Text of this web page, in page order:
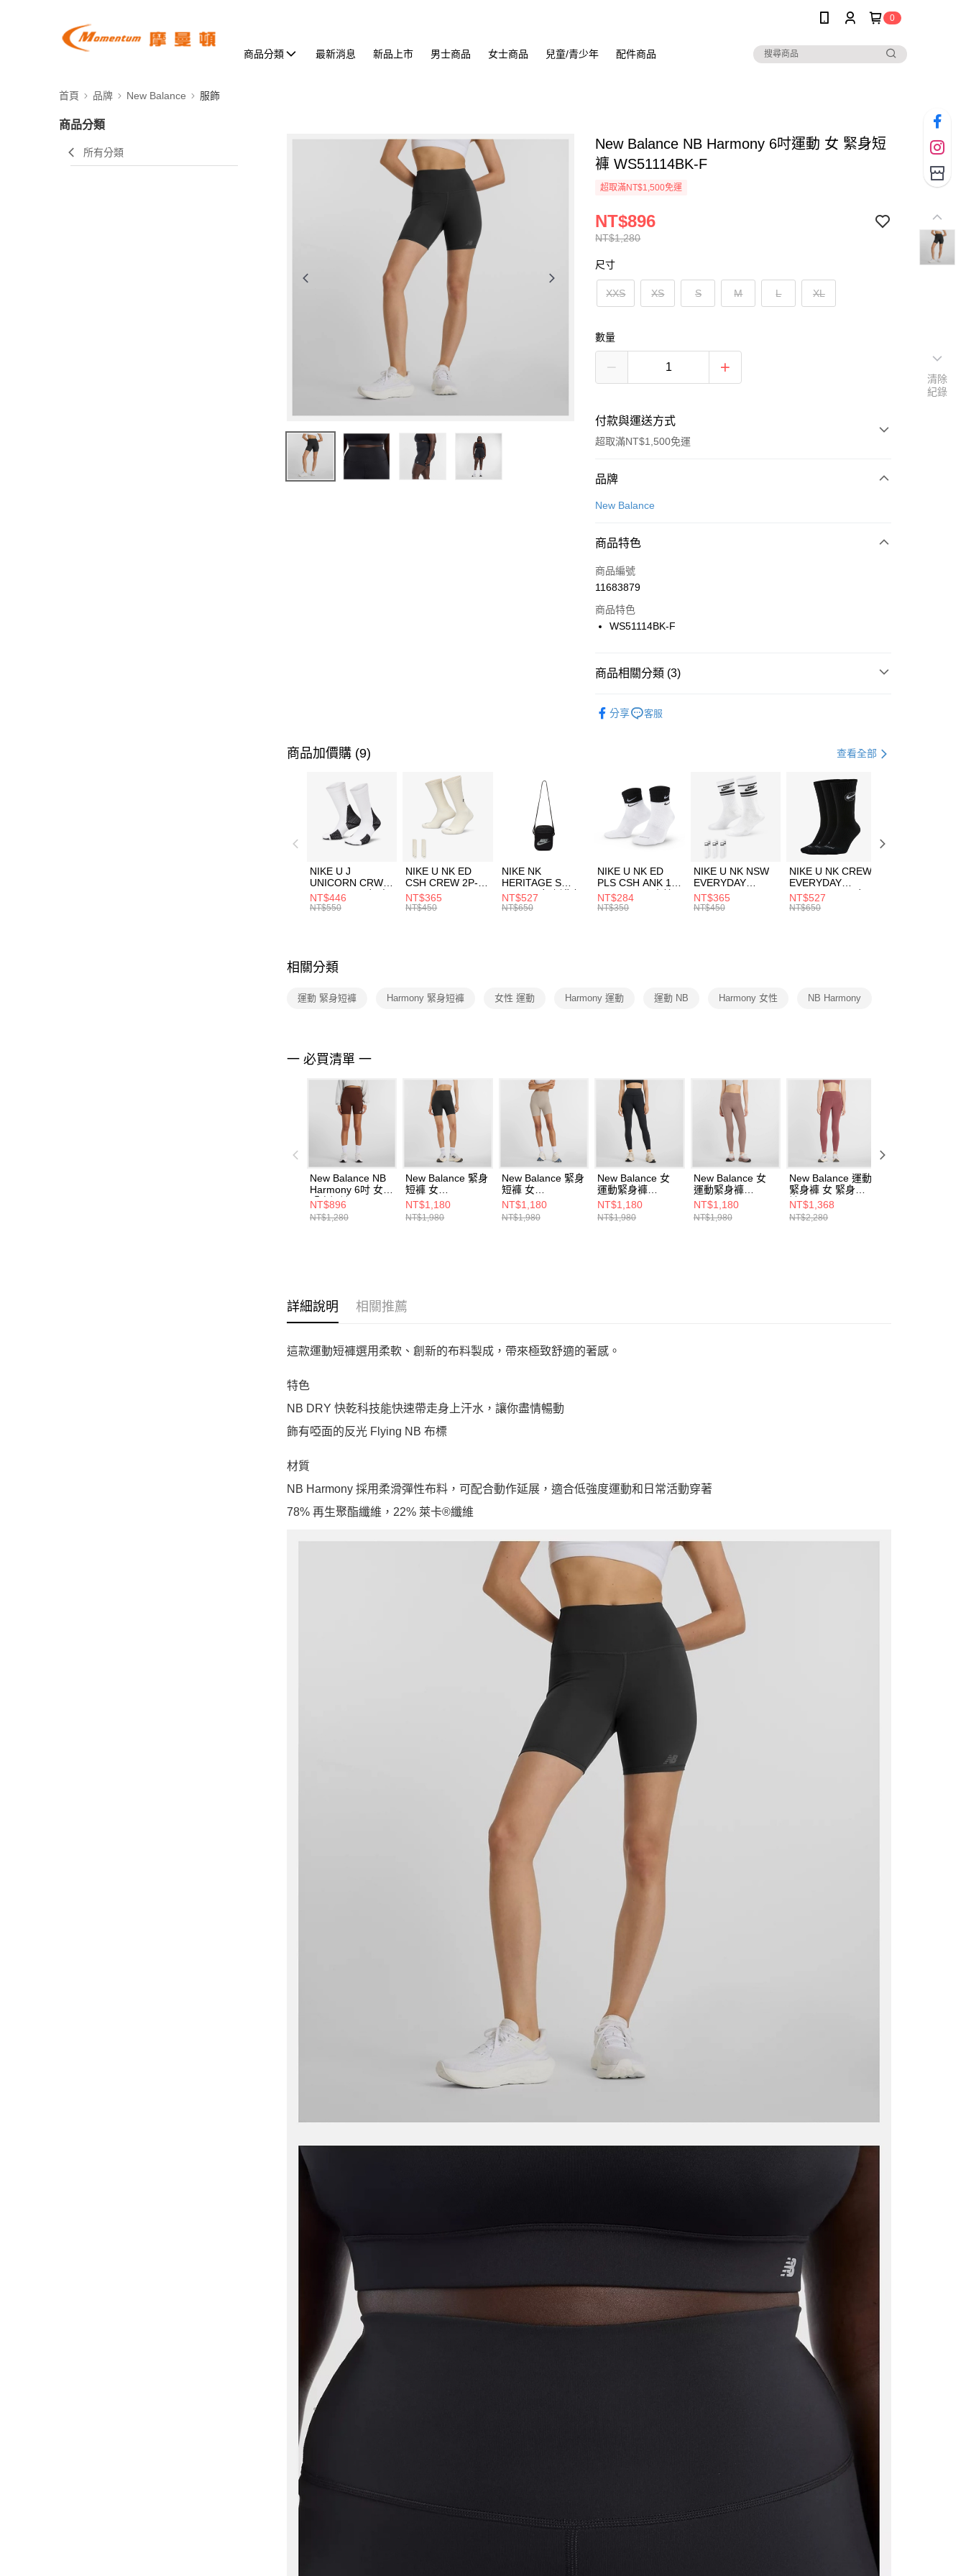
0
商品分類 最新消息 新品上市 男士商品 女士商品 兒童/青少年 配件商品
首頁 品牌 New Balance 服飾
商品分類
所有分類
New Balance NB Harmony 6吋運動 女 緊身短
褲 WS51114BK-F
超取滿NT$1,500免運
NT$1,280
NT$896
尺寸
XXS XS S M L XL
數量
付款與運送方式
超取滿NT$1,500免運
付款方式
信用卡一次付款
合作金庫商業銀行
華南商業銀行
上海商業儲蓄銀行
國泰世華商業銀行
聯邦商業銀行
台新國際商業銀行
LINE Pay
Apple Pay
【關於「AFTEE先享後付」】
３．安心：先確認商品／服務後，再付款。
【「AFTEE先享後付」結帳流程】
１．於結帳方式選擇「AFTEE先享後付」後，將跳轉至「AFTEE先享後
付」結帳頁面，進行簡訊認證並確認金額後，即可完成結帳。
２．訂單成立數日內，您將收到繳費通知簡訊。
３．收到繳費通知簡訊後14天內，點擊此簡訊中的連結，可透過四大超商
／ATM／網路銀行／等多元方式進行付款，方視為交易完成。
※ 請注意：結帳手續完成當下不需立刻繳費，但若您需要取消訂單，請聯
絡購買商品的店家。未經商家同意取消之訂單仍視為有效，需透過AFTEE
先享後付繳納相關費用。
交易，需依本服務之必要範圍內提供個人資料，並將交易相關給付款項請
任。
４．使用「AFTEE先享後付」時，將依據個別帳號之用戶狀況，依本公司
即時審查核予不同之上限額度；若仍有額度不足之情形，本公司將視審查
結果請求用戶進行身份認證。
５．嚴禁一人註冊多個帳號或使用他人資訊註冊。若發現惡意使用之情
形，恩沛科技股份有限公司將有權停止該用戶之使用額度並採取法律行
每筆NT$100，滿NT$1,500(含以上)免運費
每筆NT$100，滿NT$1,500(含以上)免運費
付款後門市自取
每筆NT$100，滿NT$1,500(含以上)免運費
品牌
New Balance
商品特色
商品編號
11683879
商品特色
WS51114BK-F
商品相關分類 (3)
分享 客服
商品加價購 (9) 查看全部
NIKE U J
UNICORN CRW
1PR -160 男女 中
統襪 FZ3393100
NT$446
NT$550
NIKE U NK ED
CSH CREW 2P-
144 EMBRDY 男
女 短統襪
NT$365
NT$450
NIKE NK
HERITAGE S
SMIT 男女 側背包
BA5871010
NT$527
NT$650
NIKE U NK ED
PLS CSH ANK 1P
144 DBL 男 中統
襪 DH4058104
NT$284
NT$350
NIKE U NK NSW
EVERYDAY
ESSENTIAL CR
男女 短統襪
NT$365
NT$450
NIKE U NK CREW
EVERYDAY
BBALL 3PR 男女
長統襪
NT$527
NT$650
相關分類
運動 緊身短褲 Harmony 緊身短褲 女性 運動 Harmony 運動 運動 NB Harmony 女性 NB Harmony
一 必買清單 一
New Balance NB
Harmony 6吋 女
緊身短褲
WS51114ABJ-F
NT$896
NT$1,280
New Balance 緊身
短褲 女
WS53153BK-F
NT$1,180
NT$1,980
New Balance 緊身
短褲 女
WS53153ADS-F
NT$1,180
NT$1,980
New Balance 女
運動緊身褲
WP51124BK-F
NT$1,180
NT$1,980
New Balance 女
運動緊身褲
WP51124EAS-F
NT$1,180
NT$1,980
New Balance 運動
緊身褲 女 緊身長
褲 WP51268WAD-
F
NT$1,368
NT$2,280
詳細說明 相關推薦
這款運動短褲選用柔軟、創新的布料製成，帶來極致舒適的著感。
特色
NB DRY 快乾科技能快速帶走身上汗水，讓你盡情暢動
飾有啞面的反光 Flying NB 布標
材質
NB Harmony 採用柔滑彈性布料，可配合動作延展，適合低強度運動和日常活動穿著
78% 再生聚酯纖維，22% 萊卡®纖維
清除
紀錄